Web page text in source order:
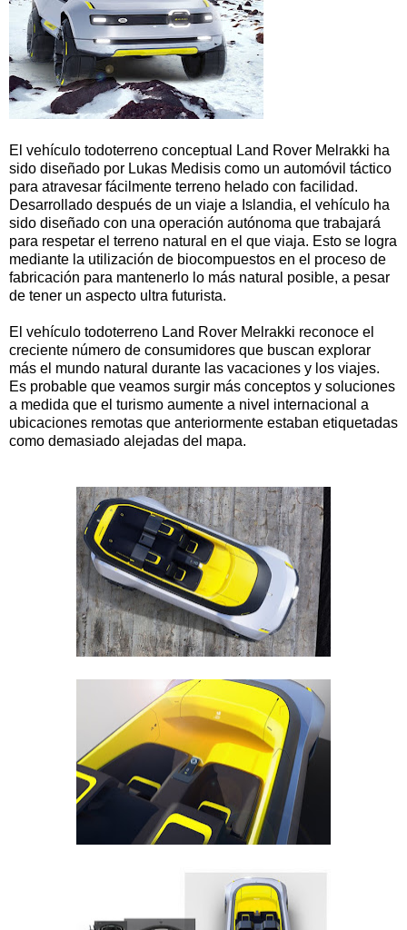
El vehículo todoterreno conceptual Land Rover Melrakki ha
sido diseñado por Lukas Medisis como un automóvil táctico
para atravesar fácilmente terreno helado con facilidad.
Desarrollado después de un viaje a Islandia, el vehículo ha
sido diseñado con una operación autónoma que trabajará
para respetar el terreno natural en el que viaja. Esto se logra
mediante la utilización de biocompuestos en el proceso de
fabricación para mantenerlo lo más natural posible, a pesar
de tener un aspecto ultra futurista.
El vehículo todoterreno Land Rover Melrakki reconoce el
creciente número de consumidores que buscan explorar
más el mundo natural durante las vacaciones y los viajes.
Es probable que veamos surgir más conceptos y soluciones
a medida que el turismo aumente a nivel internacional a
ubicaciones remotas que anteriormente estaban etiquetadas
como demasiado alejadas del mapa.